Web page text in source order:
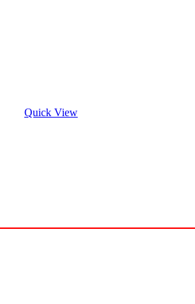
Quick View